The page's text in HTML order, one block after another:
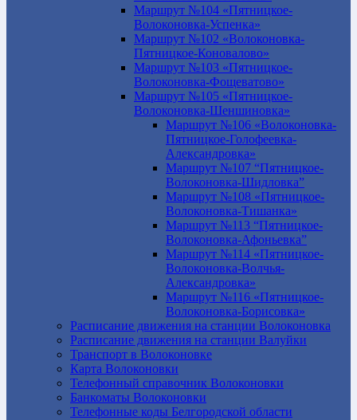
Маршрут №104 «Пятницкое-
Волоконовка-Успенка»
Маршрут №102 «Волоконовка-
Пятницкое-Коновалово»
Маршрут №103 «Пятницкое-
Волоконовка-Фощеватово»
Маршрут №105 «Пятницкое-
Волоконовка-Шеншиновка»
Маршрут №106 «Волоконовка-
Пятницкое-Голофеевка-
Александровка»
Маршрут №107 “Пятницкое-
Волоконовка-Шидловка”
Маршрут №108 «Пятницкое-
Волоконовка-Тишанка»
Маршрут №113 “Пятницкое-
Волоконовка-Афоньевка”
Маршрут №114 «Пятницкое-
Волоконовка-Волчья-
Александровка»
Маршрут №116 «Пятницкое-
Волоконовка-Борисовка»
Расписание движения на станции Волоконовка
Расписание движения на станции Валуйки
Транспорт в Волоконовке
Карта Волоконовки
Телефонный справочник Волоконовки
Банкоматы Волоконовки
Телефонные коды Белгородской области